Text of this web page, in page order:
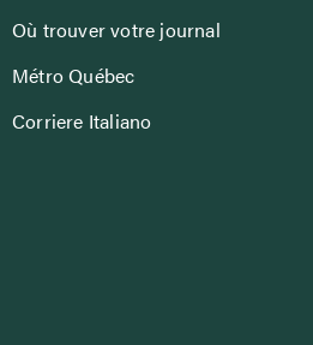
Où trouver votre journal
Métro Québec
Corriere Italiano